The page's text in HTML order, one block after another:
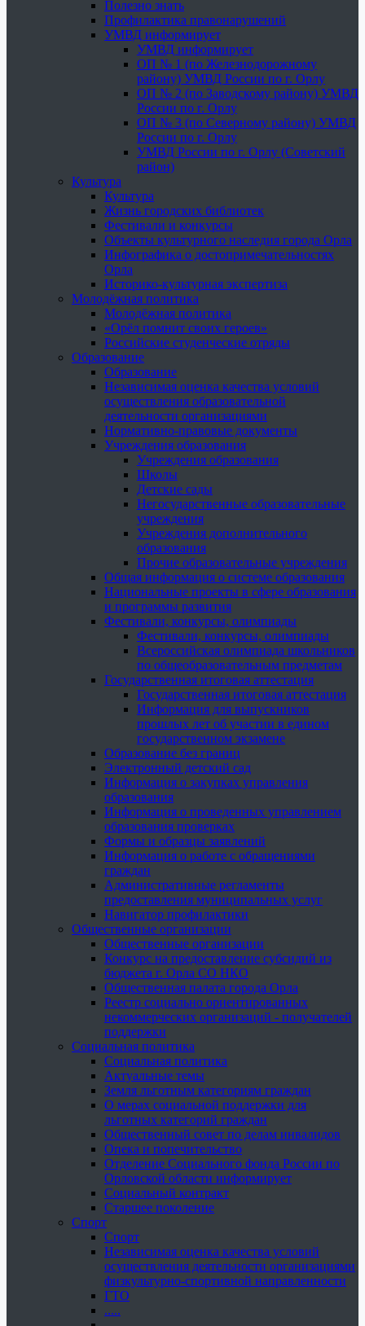
Полезно знать
Профилактика правонарушений
УМВД информирует
УМВД информирует
ОП № 1 (по Железнодорожному
району) УМВД России по г. Орлу
ОП № 2 (по Заводскому району) УМВД
России по г. Орлу
ОП № 3 (по Северному району) УМВД
России по г. Орлу
УМВД России по г. Орлу (Советский
район)
Культура
Культура
Жизнь городских библиотек
Фестивали и конкурсы
Объекты культурного наследия города Орла
Инфографика о достопримечательностях
Орла
Историко-культурная экспертиза
Молодёжная политика
Молодёжная политика
«Орёл помнит своих героев»
Российские студенческие отряды
Образование
Образование
Независимая оценка качества условий
осуществления образовательной
деятельности организациями
Нормативно-правовые документы
Учреждения образования
Учреждения образования
Школы
Детские сады
Негосударственные образовательные
учреждения
Учреждения дополнительного
образования
Прочие образовательные учреждения
Общая информация о системе образования
Национальные проекты в сфере образования
и программы развития
Фестивали, конкурсы, олимпиады
Фестивали, конкурсы, олимпиады
Всероссийская олимпиада школьников
по общеобразовательным предметам
Государственная итоговая аттестация
Государственная итоговая аттестация
Информация для выпускников
прошлых лет об участии в едином
государственном экзамене
Образование без границ
Электронный детский сад
Информация о закупках управления
образования
Информация о проведенных управлением
образования проверках
Формы и образцы заявлений
Информация о работе с обращениями
граждан
Административные регламенты
предоставления муниципальных услуг
Навигатор профилактики
Общественные организации
Общественные организации
Конкурс на предоставление субсидий из
бюджета г. Орла СО НКО
Общественная палата города Орла
Реестр социально ориентированных
некоммерческих организаций - получателей
поддержки
Социальная политика
Социальная политика
Актуальные темы
Земля льготным категориям граждан
О мерах социальной поддержки для
льготных категорий граждан
Общественный совет по делам инвалидов
Опека и попечительство
Отделение Социального фонда России по
Орловской области информирует
Социальный контракт
Старшее поколение
Спорт
Спорт
Независимая оценка качества условий
осуществления деятельности организациями
физкультурно-спортивной направленности
ГТО
.....